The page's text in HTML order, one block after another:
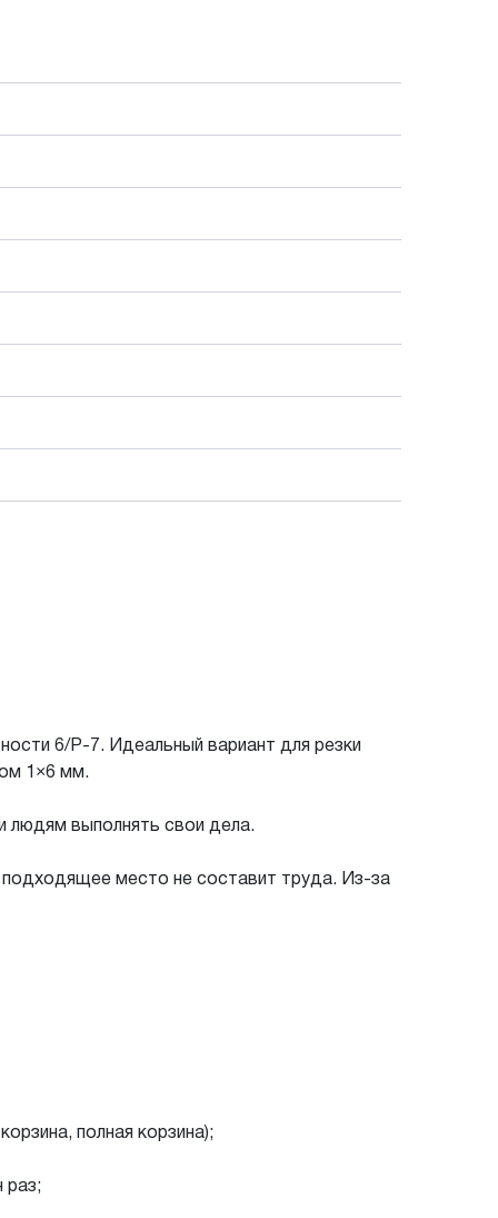
6/P-7. Идеальный вариант для резки
1×6 мм.
выполнять свои дела.
подходящее место не составит труда. Из-за
полная корзина);
раз;